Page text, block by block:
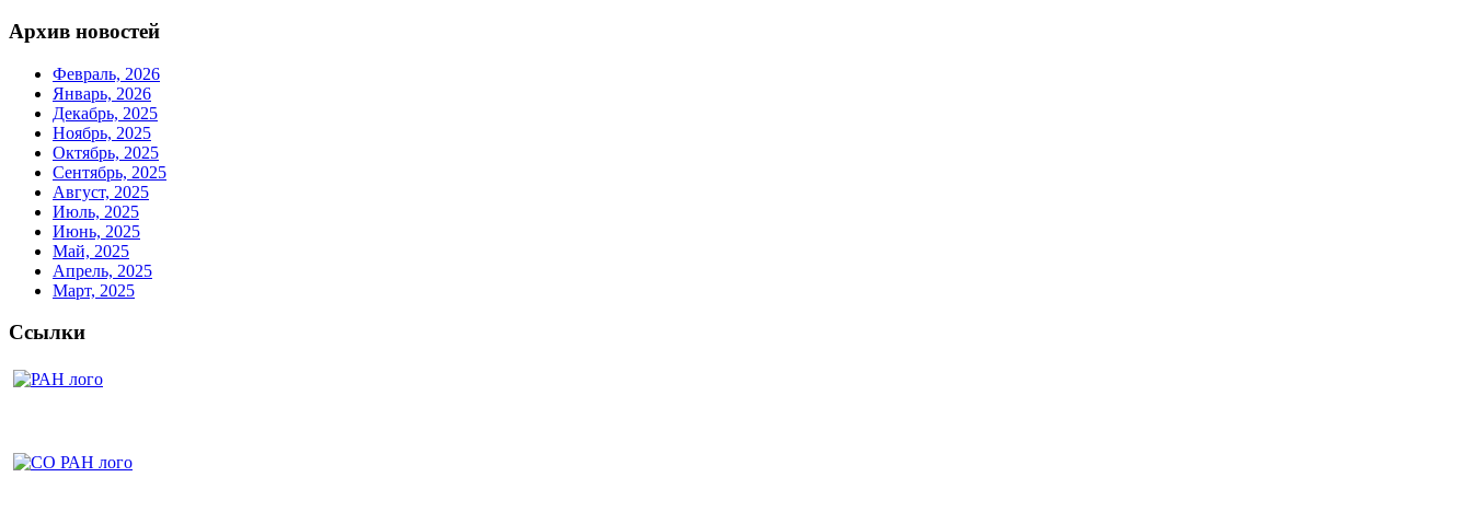
Архив новостей
Февраль, 2026
Январь, 2026
Декабрь, 2025
Ноябрь, 2025
Октябрь, 2025
Сентябрь, 2025
Август, 2025
Июль, 2025
Июнь, 2025
Май, 2025
Апрель, 2025
Март, 2025
Ссылки